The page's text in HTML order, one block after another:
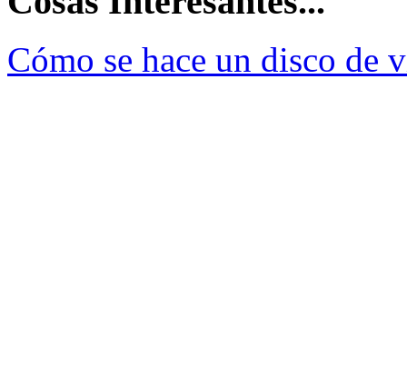
Cómo se hace un disco de